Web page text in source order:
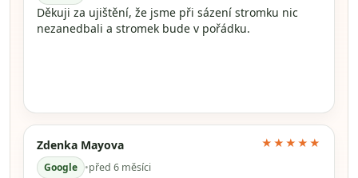
Děkuji za ujištění, že jsme při sázení stromku nic
nezanedbali a stromek bude v pořádku.
Zdenka Mayova
Google •před 6 měsíci
★★★★★